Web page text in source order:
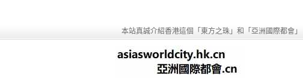
本站真誠介紹香港這個「東方之珠」和「亞洲國際都會」